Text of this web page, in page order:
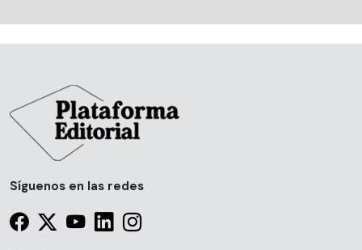
Síguenos en las redes